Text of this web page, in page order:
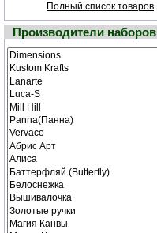
Полный список товаров
Производители наборов